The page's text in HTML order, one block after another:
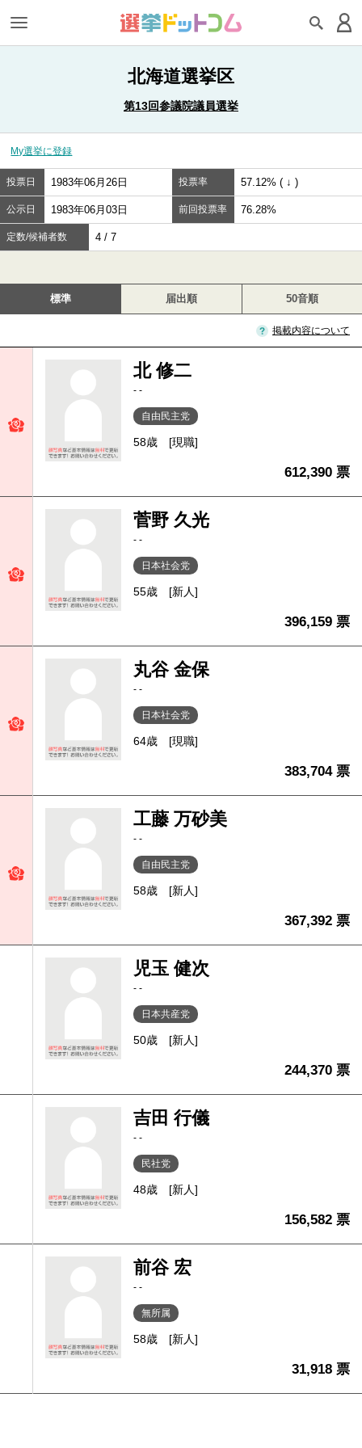
北海道選挙区
第13回参議院議員選挙
My選挙に登録
投票日 1983年06月26日 投票率 57.12% ( ↓ )
公示日 1983年06月03日 前回投票率 76.28%
定数/候補者数 4 / 7
標準 届出順 50音順
掲載内容について
北 修二
- -
自由民主党
58歳 [現職]
612,390 票
菅野 久光
- -
日本社会党
55歳 [新人]
396,159 票
丸谷 金保
- -
日本社会党
64歳 [現職]
383,704 票
工藤 万砂美
- -
自由民主党
58歳 [新人]
367,392 票
児玉 健次
- -
日本共産党
50歳 [新人]
244,370 票
吉田 行儀
- -
民社党
48歳 [新人]
156,582 票
前谷 宏
- -
無所属
58歳 [新人]
31,918 票